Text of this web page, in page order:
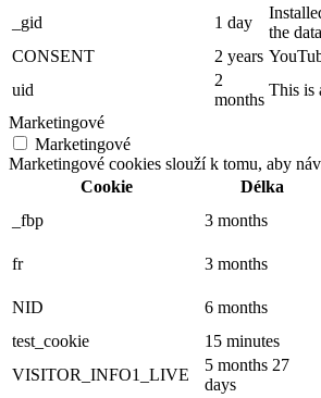
_gid 1 day
the
CONSENT
2 years
uid
2
months
This is
Marketingové
Marketingové
Marketingové cookies slouží k tomu, aby
Cookie
Délka
_fbp
3 months
fr
3 months
NID
6 months
test_cookie
15 minutes
VISITOR_INFO1_LIVE
5 months 27
days